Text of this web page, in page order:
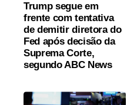
Trump segue em
frente com tentativa
de demitir diretora do
Fed após decisão da
Suprema Corte,
segundo ABC News